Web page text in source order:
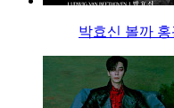
박효신 볼까 홍